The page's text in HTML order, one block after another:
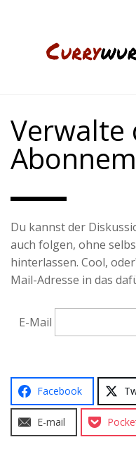
Verwalte
Du kannst der
auch folgen, ohne
hinterlassen. Cool,
Mail-Adresse in das
E-Mail
Facebook
E-mail